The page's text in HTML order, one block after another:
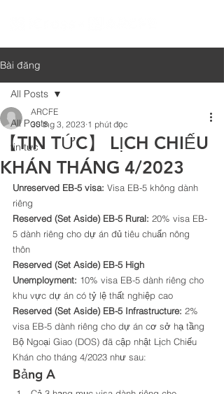
Bài đăng
All Posts
tin tức
All Posts
【TIN TỨC】 LỊCH CHIẾU
KHÁN THÁNG 4/2023
ARCFE
30 thg 3, 2023 1 phút đọc
Unreserved EB-5 visa: Visa EB-5 không dành
riêng
Reserved (Set Aside) EB-5 Rural: 20% visa EB-
5 dành riêng cho dự án đủ tiêu chuẩn nông
thôn
Reserved (Set Aside) EB-5 High
Unemployment: 10% visa EB-5 dành riêng cho
khu vực dự án có tỷ lệ thất nghiệp cao
Reserved (Set Aside) EB-5 Infrastructure: 2%
visa EB-5 dành riêng cho dự án cơ sở hạ tầng
Bộ Ngoại Giao (DOS) đã cập nhật Lịch Chiếu
Khán cho tháng 4/2023 như sau:
Bảng A